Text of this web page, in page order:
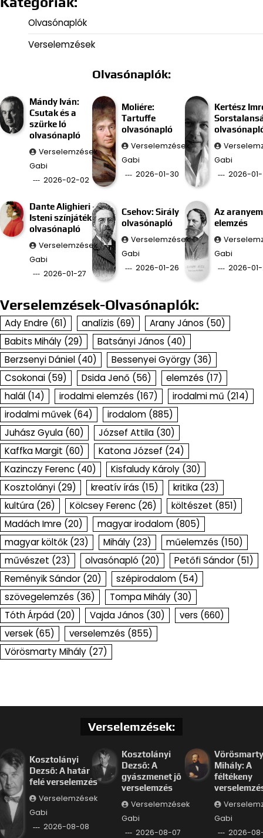
Olvasónaplók
Verselemzések
Olvasónaplók:
Mándy Iván:
Csutak és a
szürke ló
olvasónapló
Verselemzések
Gabi
2026-02-02
Moliére:
Tartuffe
olvasónapló
Verselemzések
Gabi
2026-01-30
Kertész
Gabi
2026-
Dante Alighieri –
Isteni színjáték
olvasónapló
Verselemzések
Gabi
2026-01-27
Csehov: Sirály
olvasónapló
Verselemzések
Gabi
2026-01-26
Az
elemzés
Gabi
2026-
Verselemzések-Olvasónaplók:
Ady Endre (61) analízis (69) Arany János (50)
Babits Mihály (29) Batsányi János (40)
Berzsenyi Dániel (40) Bessenyei György (36)
Csokonai (59) Dsida Jenő (56) elemzés (17)
halál (14) irodalmi elemzés (167) irodalmi mű (214)
irodalmi művek (64) irodalom (885)
Juhász Gyula (60) József Attila (30)
Kaffka Margit (60) Katona József (24)
Kazinczy Ferenc (40) Kisfaludy Károly (30)
Kosztolányi (29) kreatív írás (15) kritika (23)
kultúra (26) Kölcsey Ferenc (26) költészet (851)
Madách Imre (20) magyar irodalom (805)
magyar költők (23) Mihály (23) műelemzés (150)
művészet (23) olvasónapló (20) Petőfi Sándor (51)
Reményik Sándor (20) szépirodalom (54)
szövegelemzés (36) Tompa Mihály (30)
Tóth Árpád (20) Vajda János (30) vers (660)
versek (65) verselemzés (855)
Vörösmarty Mihály (27)
Verselemzések:
Kosztolányi
Dezső: A határ
felé verselemzés
Verselemzések
Gabi
2026-08-08
Kosztolányi
Dezső: A
gyászmenet jő
verselemzés
Verselemzések
Gabi
2026-08-07
Vörösmarty
Mihály: A
féltékeny
Gabi
2026-